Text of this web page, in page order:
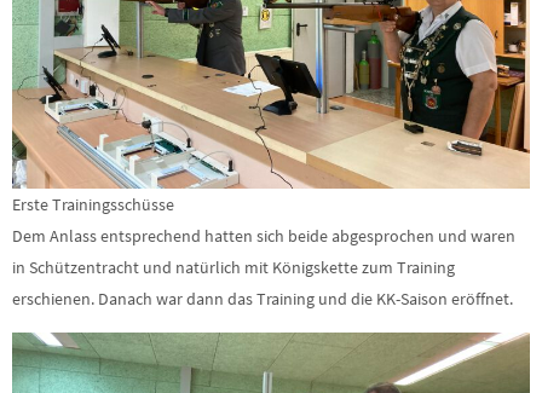
Erste Trainingsschüsse
Dem Anlass entsprechend hatten sich beide abgesprochen und waren
in Schützentracht und natürlich mit Königskette zum Training
erschienen. Danach war dann das Training und die KK-Saison eröffnet.